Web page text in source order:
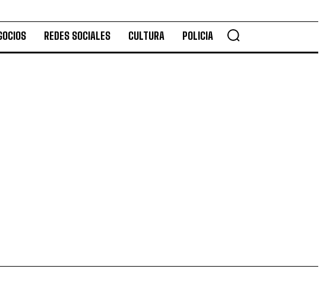
REDES SOCIALES CULTURA POLICIA